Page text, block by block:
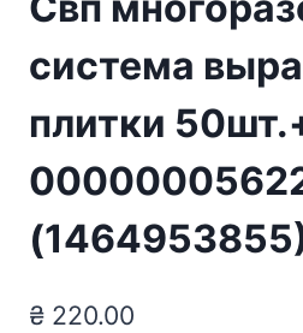
система
плитки
₴ 220.00